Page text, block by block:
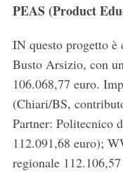
PEAS (Product
IN questo progetto
Busto Arsizio, con
106.068,77 euro.
(Chiari/BS,
Partner: Politecnico
112.091,68 euro);
regionale